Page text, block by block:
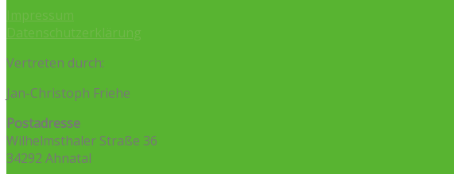
Impressum
Datenschutzerklärung
Vertreten durch:
Jan-Christoph Friehe
Postadresse
Wilhelmsthaler Straße 36
34292 Ahnatal